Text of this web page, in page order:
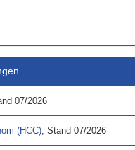
07/2026
(HCC), Stand 07/2026